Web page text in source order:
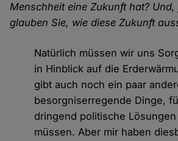
Menschheit eine Zukunft hat?
glauben Sie, wie diese Zukunft
Natürlich müssen wir uns
in Hinblick auf die
gibt auch noch ein paar
besorgniserregende Dinge,
dringend politische
müssen. Aber mir haben